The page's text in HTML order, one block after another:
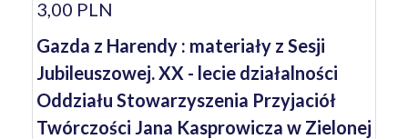
3,00 PLN
Gazda z Harendy : materiały z Sesji
Jubileuszowej. XX - lecie działalności
Oddziału Stowarzyszenia Przyjaciół
Twórczości Jana Kasprowicza w Zielonej